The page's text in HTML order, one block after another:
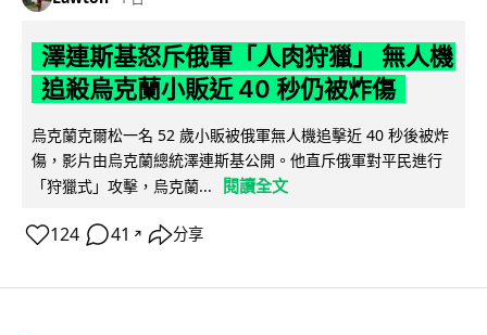
澤連斯基怒斥俄軍「人肉狩獵」 無人機
追殺烏克蘭小販近 40 秒仍被炸傷
烏克蘭克爾松一名 52 歲小販被俄軍無人機追擊近 40 秒後被炸
傷，影片由烏克蘭總統澤連斯基公開。他直斥俄軍對平民進行
「狩獵式」攻擊，烏克蘭...
閱讀全文
124 41 ↗ 分享